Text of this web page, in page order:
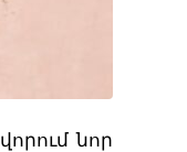
նոր